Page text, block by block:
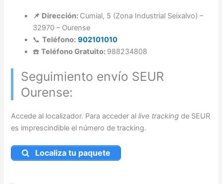
📌 Dirección: Cumial, 5 (Zona Industrial Seixalvo) –
32970 – Ourense
📞Teléfono: 902101010
☎️Teléfono Gratuito: 988234808
Seguimiento envío SEUR
Ourense:
Accede al localizador. Para acceder allive tracking de SEUR
es imprescindible el número de tracking.
Localiza tu paquete